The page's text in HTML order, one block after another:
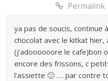
Permalink
ya pas de soucis, continue
chocolat avec le kitkat hier,
(j’adoooooore le cafe)bon
encore des frissons, c
l’assiette 🙁 …. par contre